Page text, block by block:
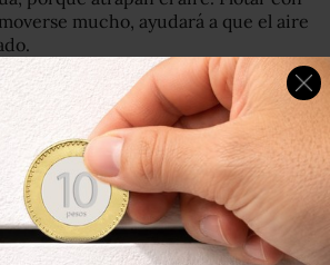
mucho, ayudará a que el aire
pueda hacer para ayudarlo a
marítimo en Sunshine
acualquier persona que se
en el aguaaferrarsea algoque